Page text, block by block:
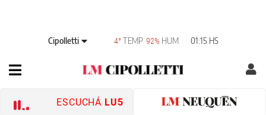
Cipolletti 4° TEMP 92% HUM 01:15 HS
ESCUCHÁ LU5